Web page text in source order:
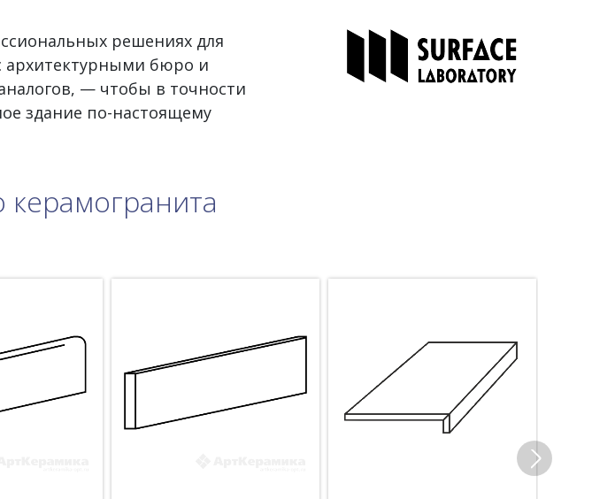
решениях для
архитектурными бюро и
— чтобы в точности
здание по-настоящему
керамогранита